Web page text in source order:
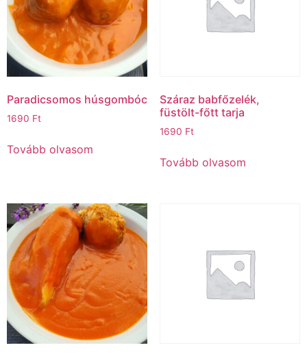
Paradicsomos húsgombóc
1690 Ft
Tovább olvasom
Száraz babfőzelék,
füstölt-főtt tarja
1690 Ft
Tovább olvasom